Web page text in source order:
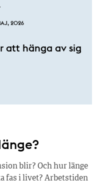
2026
att hänga av sig
blir? Och hur länge
fas i livet? Arbetstiden